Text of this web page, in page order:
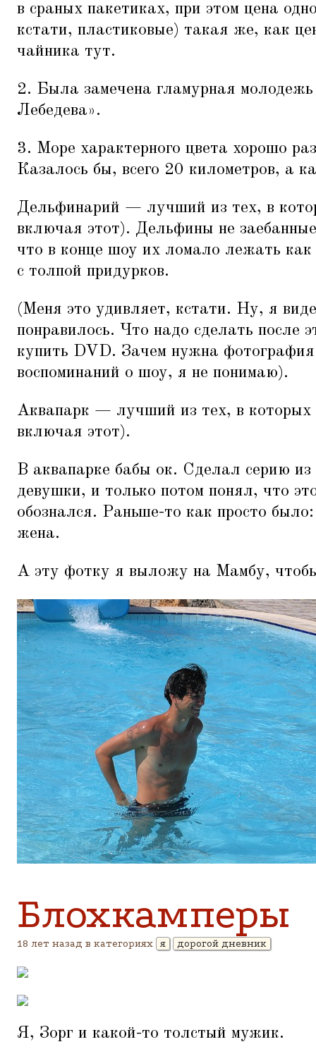
в сраных пакетиках, при этом цена
кстати, пластиковые) такая же, как
чайника тут.
2. Была замечена гламурная
Лебедева».
3. Море характерного цвета хорошо
Казалось бы, всего 20 километров, а
Дельфинарий — лучший из тех, в
включая этот). Дельфины не
что в конце шоу их ломало лежать как
с толпой придурков.
(Меня это удивляет, кстати. Ну, я
понравилось. Что надо сделать после
купить DVD. Зачем нужна фотография
воспоминаний о шоу, я не понимаю).
Аквапарк — лучший из тех, в
включая этот).
В аквапарке бабы ок. Сделал серию из
девушки, и только потом понял, что
обознался. Раньше-то как просто
жена.
А эту фотку я выложу на Мамбу,
Блохкамперы
18 лет назад в категориях я дорогой дневник
Я, Зорг и какой-то толстый мужик.